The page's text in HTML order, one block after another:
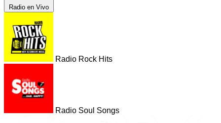
Radio en Vivo
Radio Rock Hits
Radio Soul Songs